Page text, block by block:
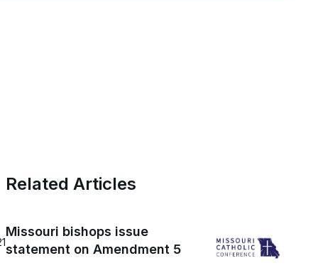
Related Articles
Missouri bishops issue
statement on Amendment 5